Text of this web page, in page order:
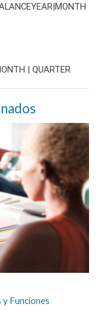
| QUARTER
y Funciones